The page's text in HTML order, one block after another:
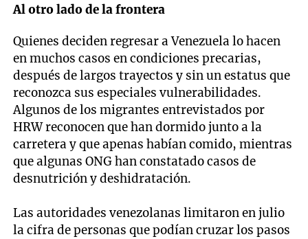
Al otro lado de la frontera
Quienes deciden regresar a Venezuela lo hacen
en muchos casos en condiciones precarias,
después de largos trayectos y sin un estatus que
reconozca sus especiales vulnerabilidades.
Algunos de los migrantes entrevistados por
HRW reconocen que han dormido junto a la
carretera y que apenas habían comido, mientras
que algunas ONG han constatado casos de
desnutrición y deshidratación.
Las autoridades venezolanas limitaron en julio
la cifra de personas que podían cruzar los pasos